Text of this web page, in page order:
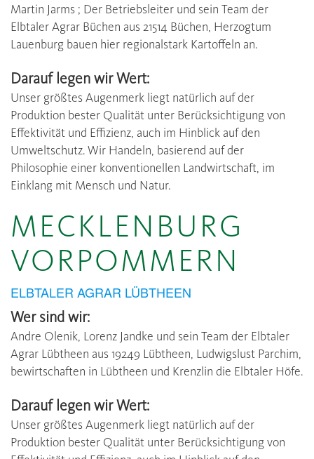
Martin Jarms ; Der Betriebsleiter und sein Team der
Elbtaler Agrar Büchen aus 21514 Büchen, Herzogtum
Lauenburg bauen hier regionalstark Kartoffeln an.
Darauf legen wir Wert:
Unser größtes Augenmerk liegt natürlich auf der
Produktion bester Qualität unter Berücksichtigung von
Effektivität und Effizienz, auch im Hinblick auf den
Umweltschutz. Wir Handeln, basierend auf der
Philosophie einer konventionellen Landwirtschaft, im
Einklang mit Mensch und Natur.
MECKLENBURG
VORPOMMERN
ELBTALER AGRAR LÜBTHEEN
Wer sind wir:
Andre Olenik, Lorenz Jandke und sein Team der Elbtaler
Agrar Lübtheen aus 19249 Lübtheen, Ludwigslust Parchim,
bewirtschaften in Lübtheen und Krenzlin die Elbtaler Höfe.
Darauf legen wir Wert:
Unser größtes Augenmerk liegt natürlich auf der
Produktion bester Qualität unter Berücksichtigung von